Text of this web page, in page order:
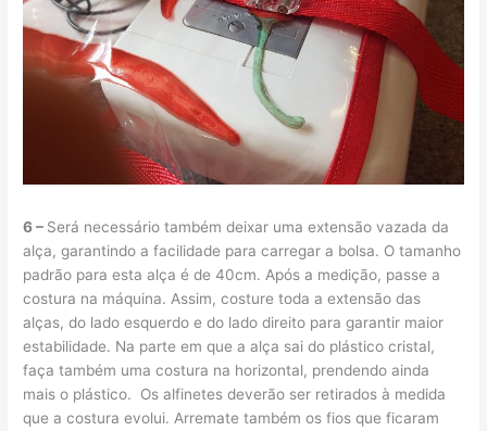
6 – Será necessário também deixar uma extensão vazada da
alça, garantindo a facilidade para carregar a bolsa. O tamanho
padrão para esta alça é de 40cm. Após a medição, passe a
costura na máquina. Assim, costure toda a extensão das
alças, do lado esquerdo e do lado direito para garantir maior
estabilidade. Na parte em que a alça sai do plástico cristal,
faça também uma costura na horizontal, prendendo ainda
mais o plástico. Os alfinetes deverão ser retirados à medida
que a costura evolui. Arremate também os fios que ficaram